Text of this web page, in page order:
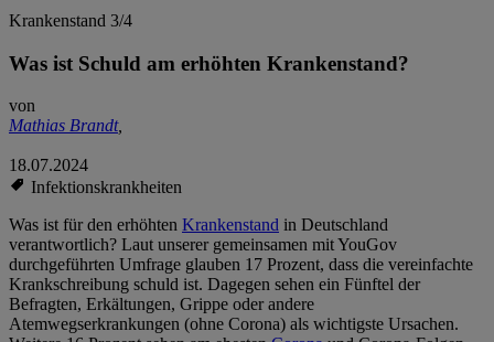
Krankenstand 3/4
Was ist Schuld am erhöhten Krankenstand?
von
Mathias Brandt,
18.07.2024
Infektionskrankheiten
Was ist für den erhöhten Krankenstand in Deutschland
verantwortlich? Laut unserer gemeinsamen mit YouGov
durchgeführten Umfrage glauben 17 Prozent, dass die vereinfachte
Krankschreibung schuld ist. Dagegen sehen ein Fünftel der
Befragten, Erkältungen, Grippe oder andere
Atemwegserkrankungen (ohne Corona) als wichtigste Ursachen.